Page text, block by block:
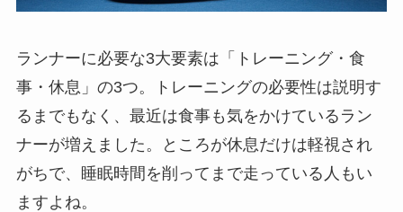
ランナーに必要な3大要素は「トレーニング・食
事・休息」の3つ。トレーニングの必要性は説明す
るまでもなく、最近は食事も気をかけているラン
ナーが増えました。ところが休息だけは軽視され
がちで、睡眠時間を削ってまで走っている人もい
ますよね。